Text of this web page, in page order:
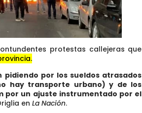
protestas callejeras que
pidiendo por los sueldos atrasados
hay transporte urbano) y de los
por un ajuste instrumentado por el
en La Nación.